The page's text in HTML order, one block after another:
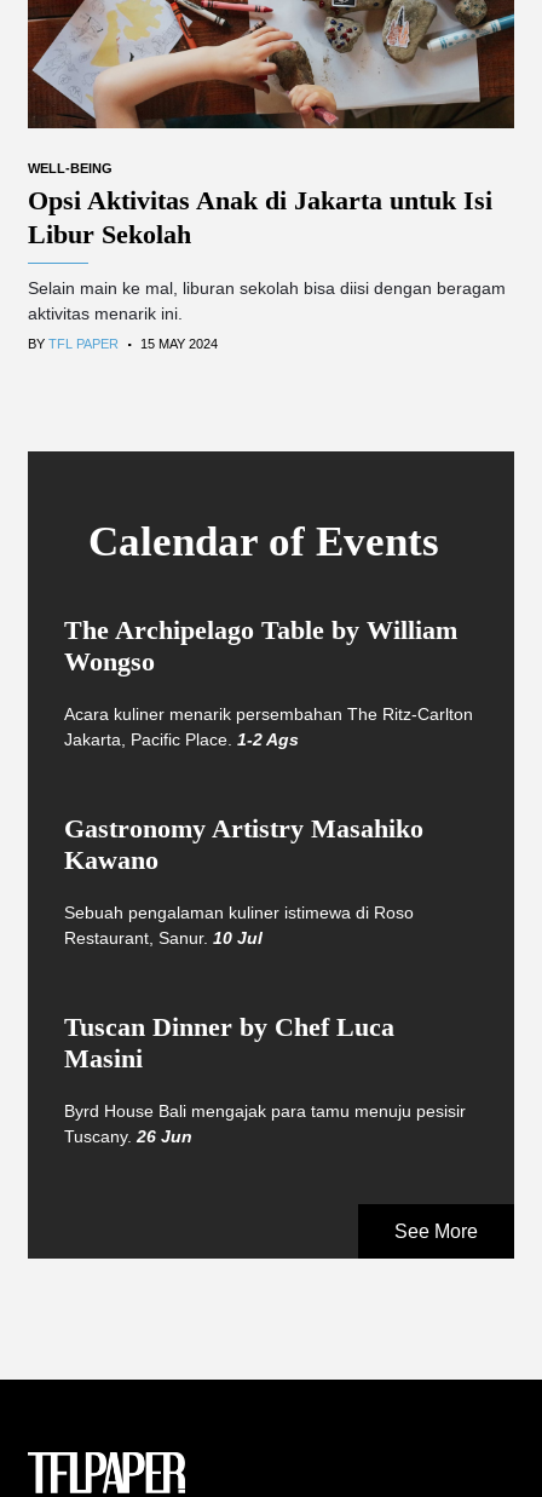
WELL-BEING
Opsi Aktivitas Anak di Jakarta untuk Isi
Libur Sekolah
Selain main ke mal, liburan sekolah bisa diisi dengan beragam
aktivitas menarik ini.
BY TFL PAPER . 15 MAY 2024
Calendar of Events
The Archipelago Table by William
Wongso
Acara kuliner menarik persembahan The Ritz-Carlton
Jakarta, Pacific Place. 1-2 Ags
Gastronomy Artistry Masahiko
Kawano
Sebuah pengalaman kuliner istimewa di Roso
Restaurant, Sanur. 10 Jul
Tuscan Dinner by Chef Luca
Masini
Byrd House Bali mengajak para tamu menuju pesisir
Tuscany. 26 Jun
See More